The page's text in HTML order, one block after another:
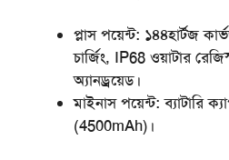
প্লাস পয়েন্ট: ১৪৪হার্টজ
চার্জিং, IP68 ওয়াটার
অ্যানড্রয়েড।
মাইনাস পয়েন্ট: ব্যাটারি
(4500mAh)।